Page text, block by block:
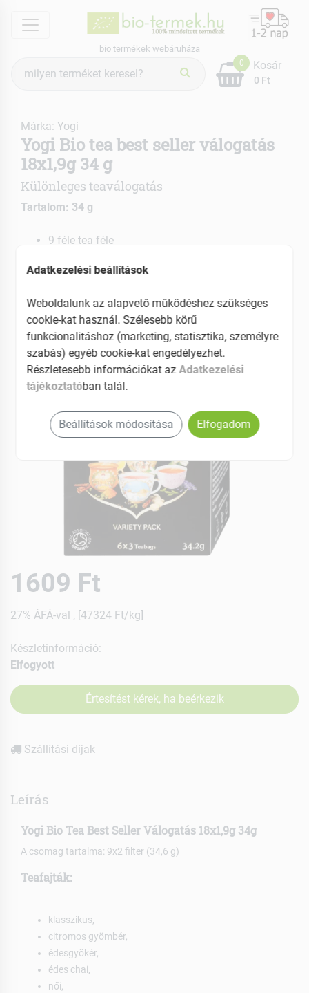
menu
bio termékek webáruháza
keresés
0
0 Ft
Kosár
Márka: Yogi
Yogi Bio tea best seller válogatás
18x1,9g 34 g
Különleges teaválogatás
Tartalom: 34 g
9 féle tea féle
1609 Ft
27% ÁFÁ-val , [47324 Ft/kg]
Készletinformáció:
Elfogyott
Értesítést kérek, ha beérkezik
Szállítási díjak
Leírás
Yogi Bio Tea Best Seller Válogatás 18x1,9g 34g
A csomag tartalma: 9x2 filter (34,6 g)
Teafajták:
klasszikus,
citromos gyömbér,
édesgyökér,
édes chai,
női,
Adatkezelési beállítások
Weboldalunk az alapvető működéshez szükséges
cookie-kat használ. Szélesebb körű
funkcionalitáshoz (marketing, statisztika, személyre
szabás) egyéb cookie-kat engedélyezhet.
Részletesebb információkat azAdatkezelési
tájékoztatóban talál.
Beállítások módosítása Elfogadom